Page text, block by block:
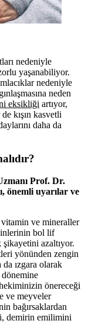
nedeniyle
yaşanabiliyor.
nedeniyle
neden
eksikliği artıyor,
kışın kasvetli
daha da
Prof. Dr.
önemli uyarılar ve
ve mineraller
bol lif
azaltıyor.
yönünden zengin
ızgara olarak
önereceği
ve meyveler
bağırsaklardan
demirin emilimini